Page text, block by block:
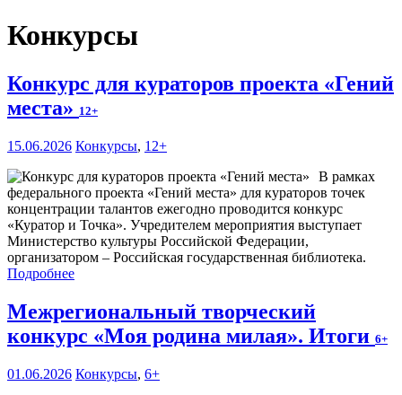
Конкурсы
Конкурс для кураторов проекта «Гений
места» 12+
15.06.2026 Конкурсы, 12+
В рамках
федерального проекта «Гений места» для кураторов точек
концентрации талантов ежегодно проводится конкурс
«Куратор и Точка». Учредителем мероприятия выступает
Министерство культуры Российской Федерации,
организатором – Российская государственная библиотека.
Подробнее
Межрегиональный творческий
конкурс «Моя родина милая». Итоги 6+
01.06.2026 Конкурсы, 6+